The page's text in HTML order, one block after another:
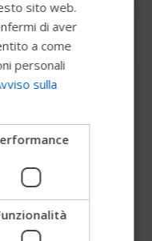
DUTCH
GERMAN
DANISH
NORWEGIAN
CHINESE (SIMPLIFIED)
ITALIAN
SPANISH
sito web.
di aver
a come
personali
sulla